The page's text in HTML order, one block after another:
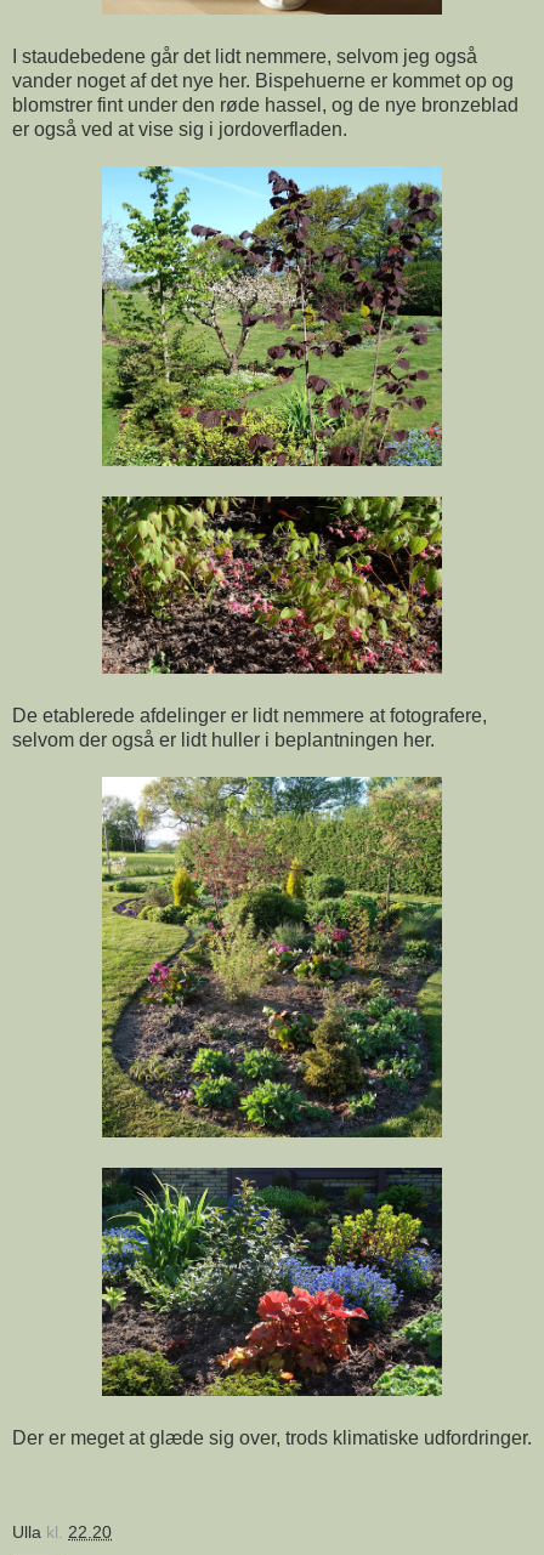
I staudebedene går det lidt nemmere, selvom jeg også
vander noget af det nye her. Bispehuerne er kommet op og
blomstrer fint under den røde hassel, og de nye bronzeblad
er også ved at vise sig i jordoverfladen.
De etablerede afdelinger er lidt nemmere at fotografere,
selvom der også er lidt huller i beplantningen her.
Der er meget at glæde sig over, trods klimatiske udfordringer.
Ulla kl. 22.20